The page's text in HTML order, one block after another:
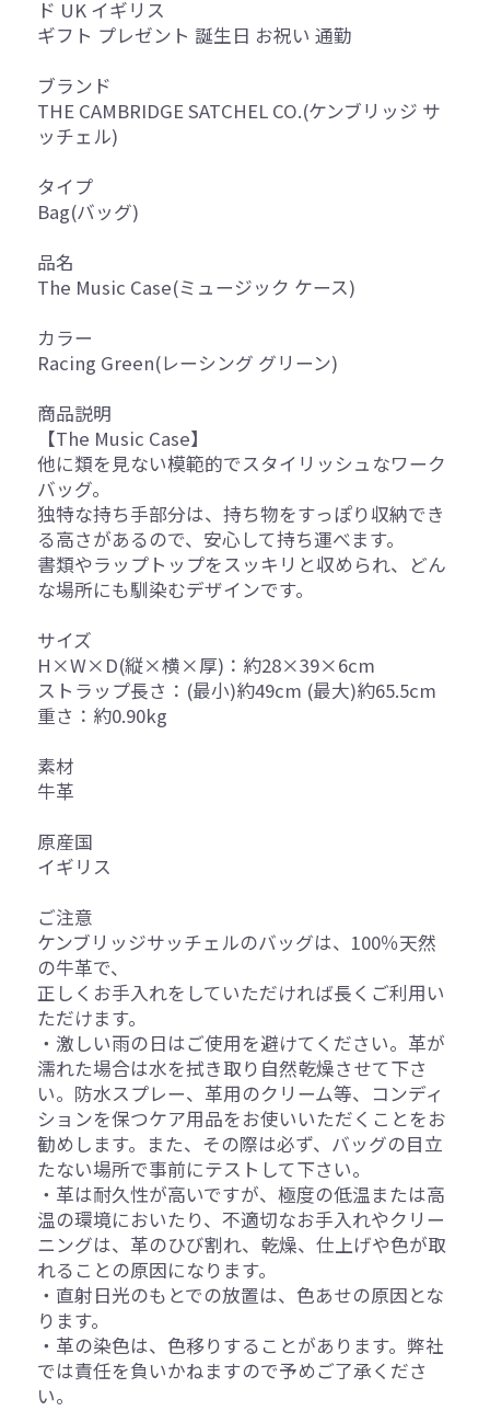
ド UK イギリス
ギフト プレゼント 誕生日 お祝い 通勤
ブランド
THE CAMBRIDGE SATCHEL CO.(ケンブリッジ サ
ッチェル)
タイプ
Bag(バッグ)
品名
The Music Case(ミュージック ケース)
カラー
Racing Green(レーシング グリーン)
商品説明
【The Music Case】
他に類を見ない模範的でスタイリッシュなワーク
バッグ。
独特な持ち手部分は、持ち物をすっぽり収納でき
る高さがあるので、安心して持ち運べます。
書類やラップトップをスッキリと収められ、どん
な場所にも馴染むデザインです。
サイズ
H×W×D(縦×横×厚)：約28×39×6cm
ストラップ長さ：(最小)約49cm (最大)約65.5cm
重さ：約0.90kg
素材
牛革
原産国
イギリス
ご注意
ケンブリッジサッチェルのバッグは、100％天然
の牛革で、
正しくお手入れをしていただければ長くご利用い
ただけます。
・激しい雨の日はご使用を避けてください。革が
濡れた場合は水を拭き取り自然乾燥させて下さ
い。防水スプレー、革用のクリーム等、コンディ
ションを保つケア用品をお使いいただくことをお
勧めします。また、その際は必ず、バッグの目立
たない場所で事前にテストして下さい。
・革は耐久性が高いですが、極度の低温または高
温の環境においたり、不適切なお手入れやクリー
ニングは、革のひび割れ、乾燥、仕上げや色が取
れることの原因になります。
・直射日光のもとでの放置は、色あせの原因とな
ります。
・革の染色は、色移りすることがあります。弊社
では責任を負いかねますので予めご了承くださ
い。